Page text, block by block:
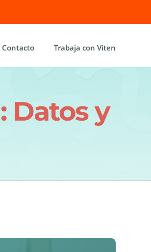
Contacto Trabaja con Viten
Datos y